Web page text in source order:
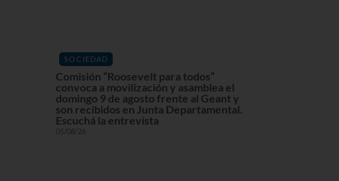
SOCIEDAD
Comisión “Roosevelt para todos”
convoca a movilización y asamblea el
domingo 9 de agosto frente al Geant y
son recibidos en Junta Departamental.
Escuchá la entrevista
05/08/26